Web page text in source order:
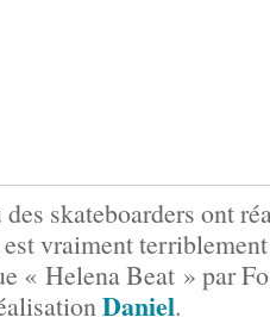
skateboarders ont
vraiment
« Helena Beat » par
Daniel.